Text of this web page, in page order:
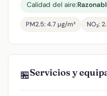
Calidad del aire:
PM2.5: 4.7 µg/m³ NO₂:
🏪Servicios y